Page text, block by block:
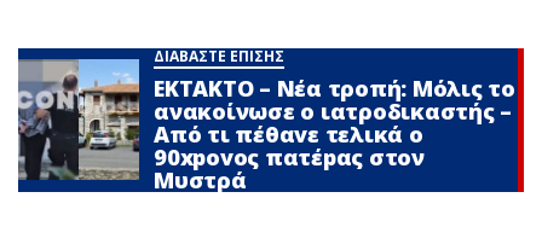
ΔΙΑΒΑΣΤΕ ΕΠΙΣΗΣ
ΕΚΤΑΚΤΟ – Νέα τροπή: Μόλις το
ανακοίνωσε ο ιατροδικαστής –
Από τι πέθαvε τελικά ο
90xpovoς πατέpας στον
Μυστρά